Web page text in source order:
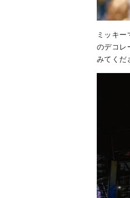
ミッキ
のデコレ
みてくだ